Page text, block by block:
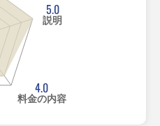
5.0
説明
4.0
料金の内容